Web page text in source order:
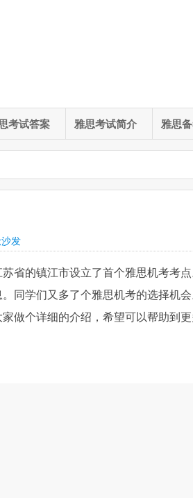
考试答案 雅思考试简介 雅思
发
省的镇江市设立了首个雅思机考考
同学们又多了个雅思机考的选择机
做个详细的介绍，希望可以帮助到